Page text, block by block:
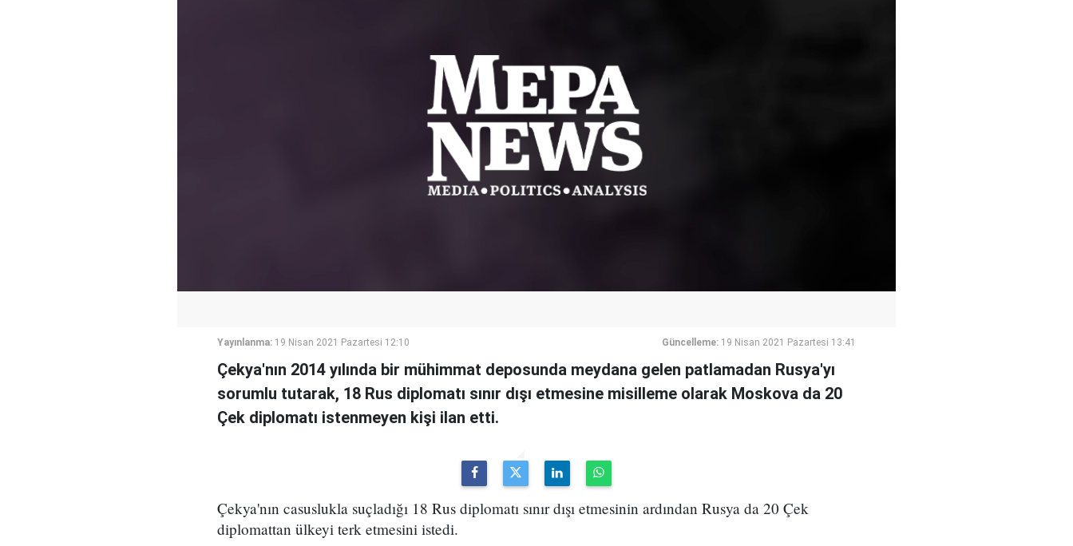
Yayınlanma: 19 Nisan 2021 Pazartesi 12:10 Güncelleme: 19 Nisan 2021 Pazartesi 13:41
Çekya'nın 2014 yılında bir mühimmat deposunda meydana gelen patlamadan Rusya'yı
sorumlu tutarak, 18 Rus diplomatı sınır dışı etmesine misilleme olarak Moskova da 20
Çek diplomatı istenmeyen kişi ilan etti.
Çekya'nın casuslukla suçladığı 18 Rus diplomatı sınır dışı etmesinin ardından Rusya da 20 Çek
diplomattan ülkeyi terk etmesini istedi.